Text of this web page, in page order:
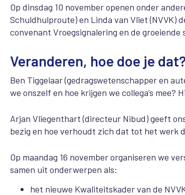
Op dinsdag 10 november openen onder
Schuldhulproute) en Linda van Vliet (NVVK)
convenant Vroegsignalering en de
Veranderen, hoe doe je
Ben Tiggelaar (gedragswetenschapper en
we onszelf en hoe krijgen we collega’s
Arjan Vliegenthart (directeur Nibud) geeft
bezig en hoe verhoudt zich dat tot het werk
Op maandag 16 november organiseren we
samen uit onderwerpen als:
het nieuwe Kwaliteitskader van de